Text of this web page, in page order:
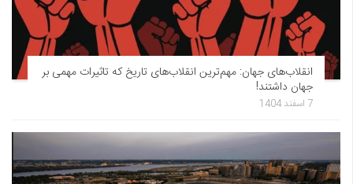
انقلاب‌های جهان: مهم‌ترین انقلاب‌های تاریخ که تاثیرات مهمی بر
جهان داشتند!
7 اسفند 1404